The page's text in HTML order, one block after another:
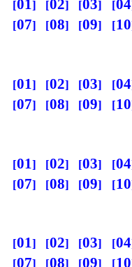
01 02 03 04
07
08 09 10
01 02 03 04
07
08 09 10
01 02 03 04
07
08 09 10
01 02 03 04
07
08 09 10